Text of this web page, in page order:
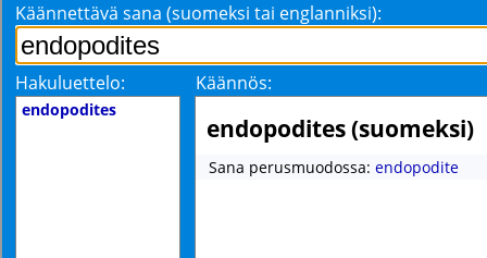
Käännettävä sana (suomeksi tai englanniksi):
Hakuluettelo: Käännös:
endopodites
endopodites (suomeksi)
Sana perusmuodossa: endopodite